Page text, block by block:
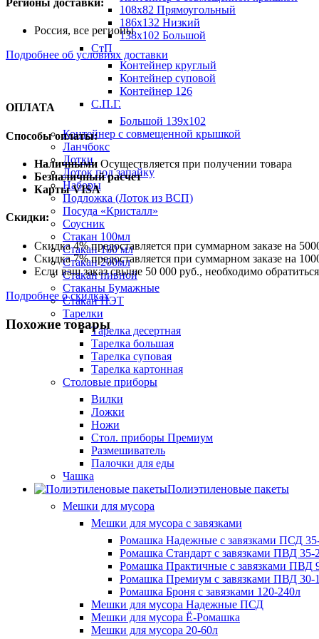
108х82 Прямоугольный
186х132 Низкий
138х102 Большой
СтП
Контейнер круглый
Контейнер суповой
Контейнер 126
С.П.Г.
Большой 139х102
Контейнер с совмещенной крышкой
Ланчбокс
Лотки
Лоток под запайку
Наборы
Подложка (Лоток из ВСП)
Посуда «Кристалл»
Соусник
Стакан 100мл
Стакан 180 мл
Стакан 200мл
Стакан пивной
Стаканы Бумажные
Стакан ПЭТ
Тарелки
Тарелка десертная
Тарелка большая
Тарелка суповая
Тарелка картонная
Столовые приборы
Вилки
Ложки
Ножи
Стол. приборы Премиум
Размешиватель
Палочки для еды
Чашка
Полиэтиленовые пакеты
Мешки для мусора
Мешки для мусора с завязками
Ромашка Надежные с завязками ПСД
Ромашка Стандарт с завязками ПВД 35-
Ромашка Практичные с завязками ПВД
Ромашка Премиум с завязками ПВД 30-
Ромашка Броня с завязками 120-240л
Мешки для мусора Надежные ПСД
Мешки для мусора Ё-Ромашка
Мешки для мусора 20-60л
Регионы доставки:
Россия, все регионы
Подробнее об условиях доставки
ОПЛАТА
Способы оплаты:
Наличными Осуществляется при получении товара
Безналичный расчет
Карты VISA
Скидки:
Скидка 4% предоставляется при суммарном заказе на
Скидка 7% предоставляется при суммарном заказе на
Если ваш заказ свыше 50 000 руб., необходимо
Подробнее о скидках
Похожие товары